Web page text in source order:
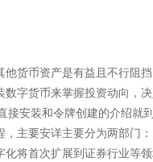
货币资产是有益且不行阻
字货币来掌握投资动向，
接安装和令牌创建的介绍就
主要安详主要分为两部门
将首次扩展到证券行业等